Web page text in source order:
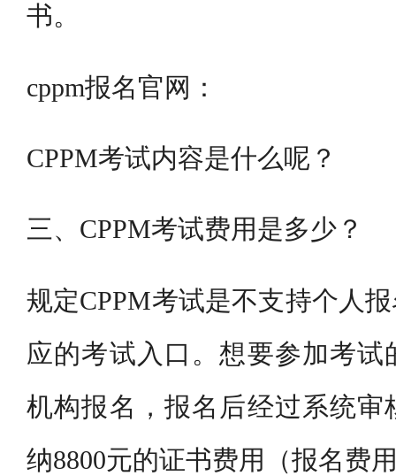
书。
cppm报名官网：
CPPM考试内容是什么呢？
三、CPPM考试费用是多少？
规定CPPM考试是不支持个人
应的考试入口。想要参加考试
机构报名，报名后经过系统审
纳8800元的证书费用（报名费